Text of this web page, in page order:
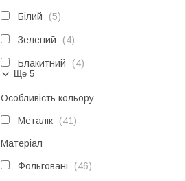
Білий 5
Зелений 4
Блакитний 4
Ще 5
Особливість кольору
Металік 41
Матеріал
Фольговані 46